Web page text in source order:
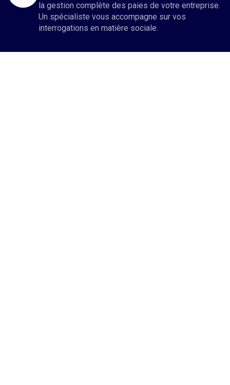
la gestion complète des paies de votre entreprise.
Un spécialiste vous accompagne sur vos
interrogations en matière sociale.